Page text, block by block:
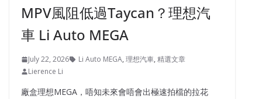
MPV風阻低過Taycan？理想汽
車 Li Auto MEGA
July 22, 2026 Li Auto MEGA, 理想汽車, 精選文章
Lierence Li
廠盒理想MEGA，唔知未來會唔會出極速拍檔的拉花